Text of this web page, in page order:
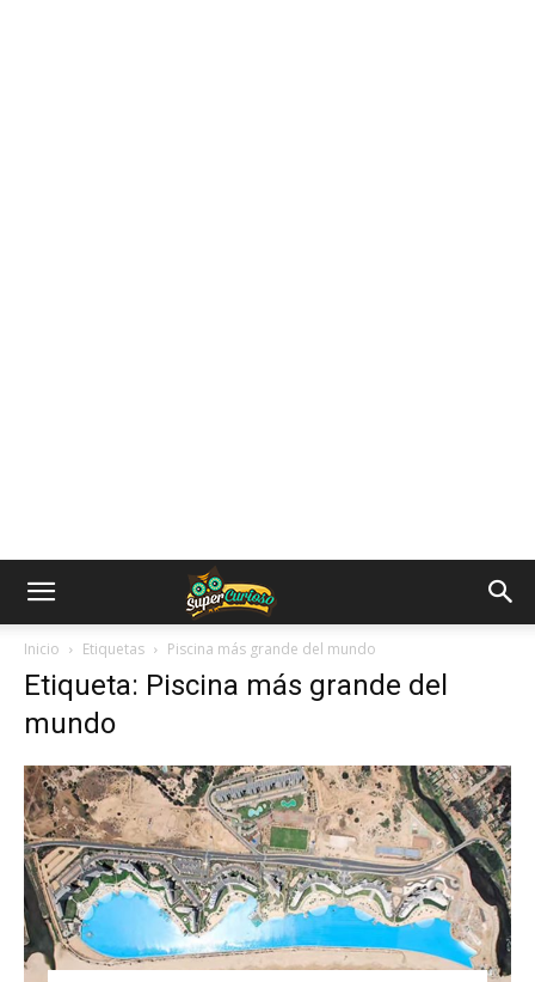
Inicio Etiquetas Piscina más grande del mundo
Etiqueta: Piscina más grande del
mundo